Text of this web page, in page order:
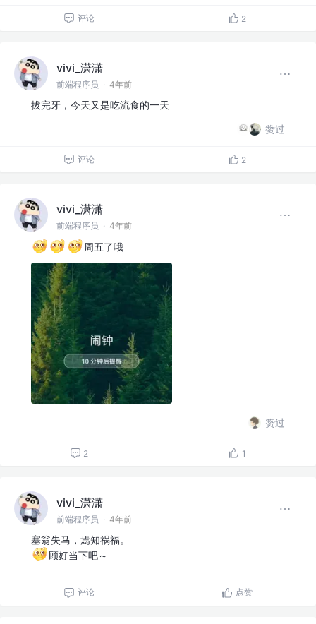
评论 2
vivi_潇潇
前端程序员 · 4年前
拔完牙，今天又是吃流食的一天
赞过
评论 2
vivi_潇潇
前端程序员 · 4年前
周五了哦
赞过
2 1
vivi_潇潇
前端程序员 · 4年前
塞翁失马，焉知祸福。
顾好当下吧～
评论 点赞